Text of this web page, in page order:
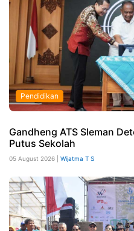
Pendidikan
Gandheng ATS Sleman
Putus Sekolah
05 August 2026 | Wijatma T S